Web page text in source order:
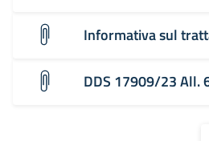
Informativa sul
DDS 17909/23 All.